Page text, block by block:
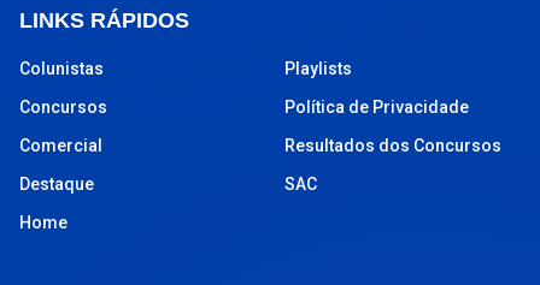
LINKS RÁPIDOS
Colunistas
Concursos
Comercial
Destaque
Home
Playlists
Política de Privacidade
Resultados dos Concursos
SAC